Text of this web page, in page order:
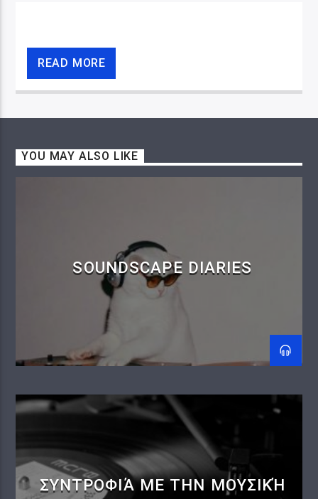
Nova FM 106
READ MORE
YOU MAY ALSO LIKE
SOUNDSCAPE DIARIES
ΣΥΝΤΡΟΦΙΆ ΜΕ ΤΗΝ ΜΟΥΣΙΚΉ